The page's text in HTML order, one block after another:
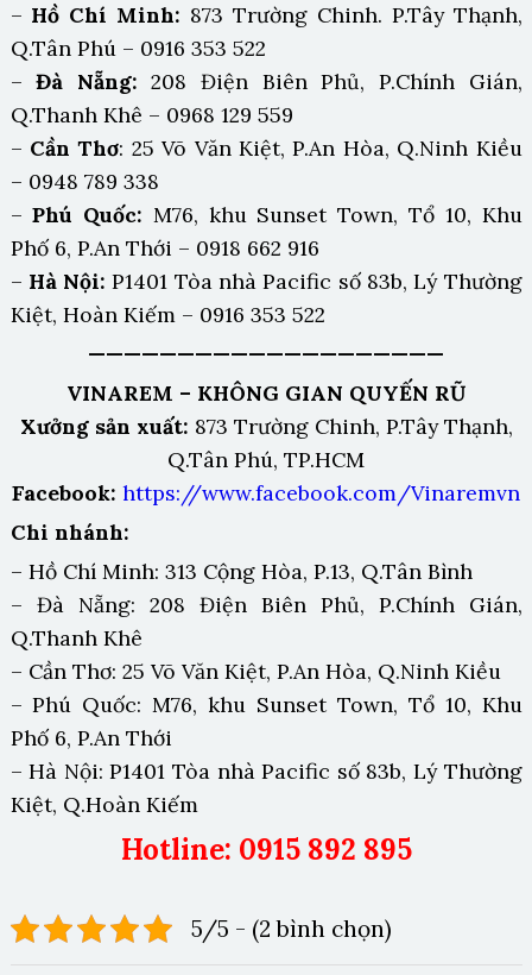
– Hồ Chí Minh: 873 Trường Chinh. P.Tây Thạnh,
Q.Tân Phú – 0916 353 522
–Đà Nẵng: 208 Điện Biên Phủ, P.Chính Gián,
Q.Thanh Khê – 0968 129 559
– Cần Thơ: 25 Võ Văn Kiệt, P.An Hòa, Q.Ninh Kiều
– 0948 789 338
–Phú Quốc: M76, khu Sunset Town, Tổ 10, Khu
Phố 6, P.An Thới – 0918 662 916
– Hà Nội: P1401 Tòa nhà Pacific số 83b, Lý Thường
Kiệt, Hoàn Kiếm – 0916 353 522
————————————————————
VINAREM – KHÔNG GIAN QUYẾN RŨ
Xưởng sản xuất: 873 Trường Chinh, P.Tây Thạnh,
Q.Tân Phú, TP.HCM
Facebook: https://www.facebook.com/Vinaremvn
Chi nhánh:
– Hồ Chí Minh: 313 Cộng Hòa, P.13, Q.Tân Bình
– Đà Nẵng: 208 Điện Biên Phủ, P.Chính Gián,
Q.Thanh Khê
– Cần Thơ: 25 Võ Văn Kiệt, P.An Hòa, Q.Ninh Kiều
– Phú Quốc: M76, khu Sunset Town, Tổ 10, Khu
Phố 6, P.An Thới
– Hà Nội: P1401 Tòa nhà Pacific số 83b, Lý Thường
Kiệt, Q.Hoàn Kiếm
Hotline: 0915 892 895
5/5 - (2 bình chọn)